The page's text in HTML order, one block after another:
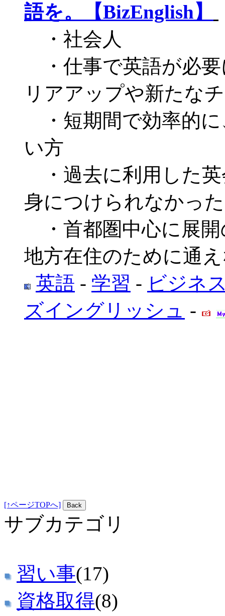
語を。【BizEnglish】
・社会人
・仕事で英語が必要
リアアップや新たな
・短期間で効率的に
い方
・過去に利用した英
身につけられなかっ
・首都圏中心に展
地方在住のために通
英語 - 学習 - ビジネ
ズイングリッシュ -
[↑ページTOPへ]
サブカテゴリ
習い事(17)
資格取得(8)